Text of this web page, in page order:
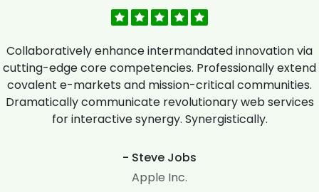
Collaboratively enhance intermandated innovation via
cutting-edge core competencies. Professionally extend
covalent e-markets and mission-critical communities.
Dramatically communicate revolutionary web services
for interactive synergy. Synergistically.
- Steve Jobs
Apple Inc.